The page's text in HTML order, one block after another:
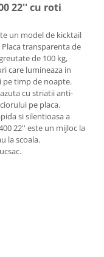
22'' cu roti
un model de kicktail
transparenta de
de 100 kg,
care lumineaza in
pe timp de noapte.
cu striatii anti-
pe placa.
si silentioasa a
22'' este un mijloc la
la scoala.